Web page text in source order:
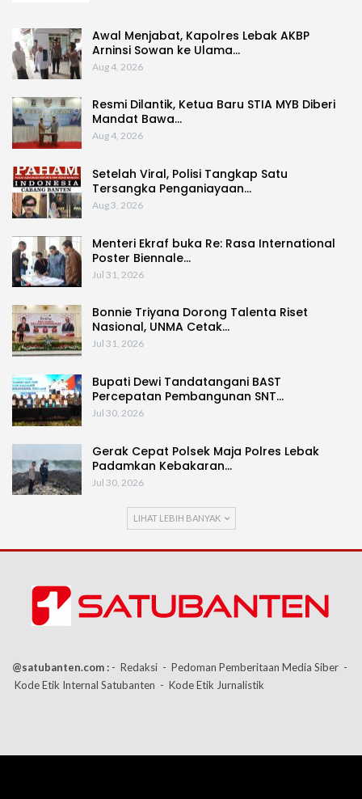
Awal Menjabat, Kapolres Lebak AKBP
Arninsi Sowan ke Ulama…
Aug 4, 2026
Resmi Dilantik, Ketua Baru STIA MYB Diberi
Mandat Bawa…
Aug 4, 2026
Setelah Viral, Polisi Tangkap Satu
Tersangka Penganiayaan…
Aug 3, 2026
Menteri Ekraf buka Re: Rasa International
Poster Biennale…
Jul 31, 2026
Bonnie Triyana Dorong Talenta Riset
Nasional, UNMA Cetak…
Jul 31, 2026
Bupati Dewi Tandatangani BAST
Percepatan Pembangunan SNT…
Jul 30, 2026
Gerak Cepat Polsek Maja Polres Lebak
Padamkan Kebakaran…
Jul 30, 2026
LIHAT LEBIH BANYAK
@satubanten.com : - Redaksi - Pedoman Pemberitaan Media Siber -
Kode Etik Internal Satubanten - Kode Etik Jurnalistik